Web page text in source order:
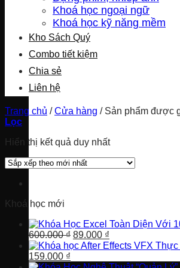
Khoá học ngoại ngữ
Khoá học kỹ năng mềm
Kho Sách Quý
Combo tiết kiệm
Chia sẻ
Liên hệ
Trang chủ / Cửa hàng /Sản phẩm được
Lọc
Hiển thị kết quả duy nhất
Khoá học mới
600.000₫ Giá
gốc
89.000 ₫
hiện
Giá
159.000 ₫